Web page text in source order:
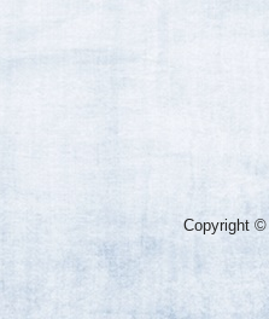
Copyright ©